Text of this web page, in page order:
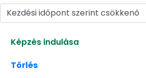
Kezdési időpont szerint csökkenő
Képzés indulása
Törlés